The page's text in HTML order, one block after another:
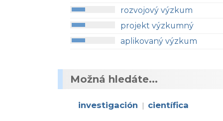
rozvojový výzkum
projekt výzkumný
aplikovaný výzkum
Možná hledáte...
investigación | científica